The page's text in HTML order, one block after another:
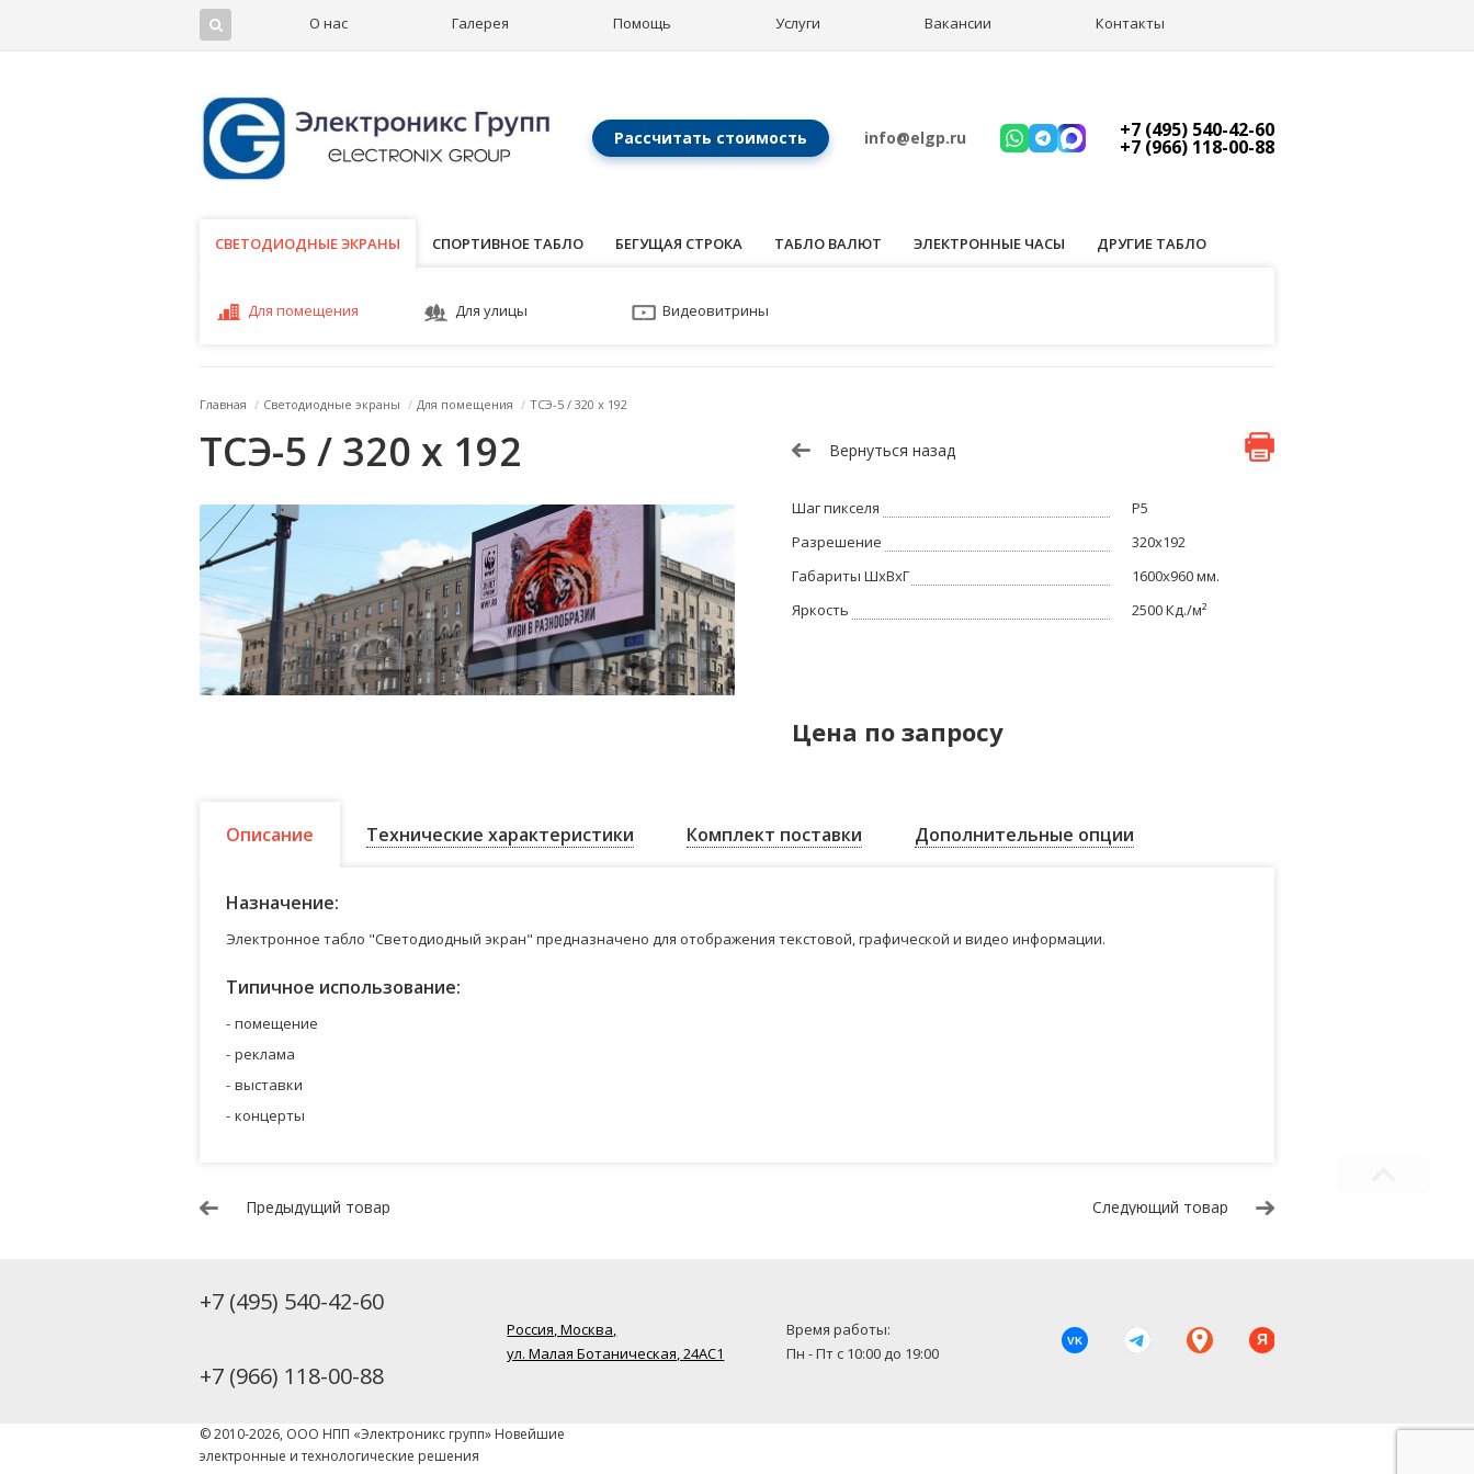
О нас Галерея Помощь Услуги Вакансии Контакты
Рассчитать стоимость info@elgp.ru +7 (495) 540-42-60
+7 (966) 118-00-88
СВЕТОДИОДНЫЕ ЭКРАНЫ
СВЕТОДИОДНЫЕ ЭКРАНЫ СПОРТИВНОЕ ТАБЛО БЕГУЩАЯ СТРОКА ТАБЛО ВАЛЮТ ЭЛЕКТРОННЫЕ ЧАСЫ ДРУГИЕ ТАБЛО
Для помещения Для улицы Видеовитрины
Главная / Светодиодные экраны / Для помещения / ТСЭ-5 / 320 x 192
ТСЭ-5 / 320 x 192 Вернуться назад
Шаг пикселя
Р5
Разрешение
320x192
Габариты ШхВхГ
1600x960 мм.
Яркость
2500 Кд./м²
Цена по запросу
Описание Технические характеристики Комплект поставки Дополнительные опции
Назначение:
Электронное табло "Светодиодный экран" предназначено для отображения текстовой, графической и видео информации.
Типичное использование:
помещение
реклама
выставки
концерты
Предыдущий товар Следующий товар
+7 (495) 540-42-60
+7 (966) 118-00-88
Россия, Москва,
ул. Малая Ботаническая, 24AC1
Время работы:
Пн - Пт с 10:00 до 19:00
VK Я
© 2010-2026, ООО НПП «Электроникс групп» Новейшие
электронные и технологические решения